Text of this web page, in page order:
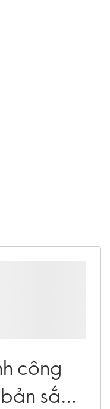
công
sắc